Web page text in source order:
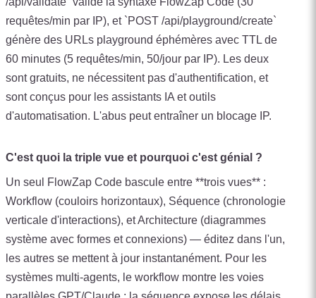
requêtes/min par IP), et `POST /api/playground/create`
génère des URLs playground éphémères avec TTL de
60 minutes (5 requêtes/min, 50/jour par IP). Les deux
sont gratuits, ne nécessitent pas d'authentification, et
sont conçus pour les assistants IA et outils
d'automatisation. L'abus peut entraîner un blocage IP.
C'est quoi la triple vue et pourquoi c'est génial ?
Un seul FlowZap Code bascule entre **trois vues** :
Workflow (couloirs horizontaux), Séquence (chronologie
verticale d'interactions), et Architecture (diagrammes
système avec formes et connexions) — éditez dans l'un,
les autres se mettent à jour instantanément. Pour les
systèmes multi-agents, le workflow montre les voies